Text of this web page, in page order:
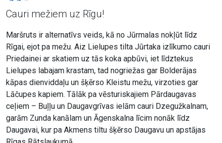
Cauri mežiem uz Rīgu!
Maršruts ir alternatīvs veids, kā no Jūrmalas nokļūt līdz
Rīgai, ejot pa mežu. Aiz Lielupes tilta Jūrtaka izlīkumo cauri
Priedainei ar skatiem uz tās koka apbūvi, iet līdztekus
Lielupes labajam krastam, tad nogriežas gar Bolderājas
kāpas dienviddaļu un šķērso Kleistu mežu, virzoties gar
Lāčupes kapiem. Tālāk pa vēsturiskajiem Pārdaugavas
ceļiem – Buļļu un Daugavgrīvas ielām cauri Dzegužkalnam,
garām Zunda kanālam un Āgenskalna līcim nonāk līdz
Daugavai, kur pa Akmens tiltu šķērso Daugavu un apstājas